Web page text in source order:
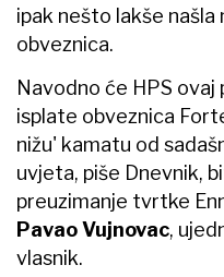
ipak nešto lakše
obveznica.
Navodno će HPS
isplate obveznica
nižu' kamatu od
uvjeta, piše Dnevnik,
preuzimanje tvrtke
Pavao Vujnovac,
vlasnik.